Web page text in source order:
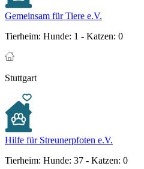
Gemeinsam für Tiere e.V.
Tierheim: Hunde: 1 - Katzen: 0
Stuttgart
Hilfe für Streunerpfoten e.V.
Tierheim: Hunde: 37 - Katzen: 0